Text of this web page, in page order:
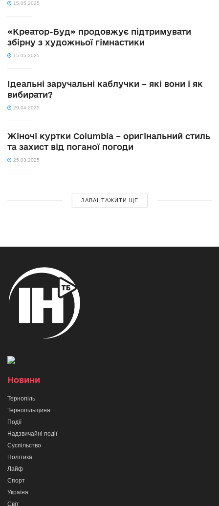
15.05.2025
«Креатор-Буд» продовжує підтримувати
збірну з художньої гімнастики
15.05.2025
Ідеальні заручальні каблучки – які вони і як
вибирати?
29.04.2025
Жіночі куртки Columbia – оригінальний стиль
та захист від поганої погоди
25.03.2025
ЗАВАНТАЖИТИ ЩЕ
Новини
Тернопіль
Тернопільщина
Події
Надзвичайні події
Суспільство
Політика
Лайф
Спорт
Україна
Світ